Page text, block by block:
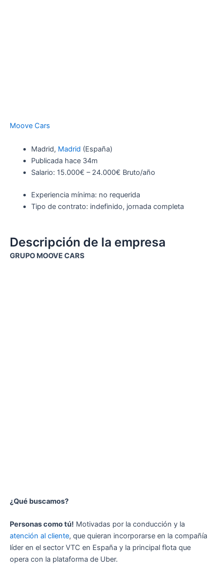
Moove Cars
Madrid, Madrid (España)
Publicada hace 34m
Salario: 15.000€ – 24.000€ Bruto/año
Experiencia mínima: no requerida
Tipo de contrato: indefinido, jornada completa
Descripción de la empresa
GRUPO MOOVE CARS
¿Qué buscamos?
Personas como tú! Motivadas por la conducción y la
atención al cliente, que quieran incorporarse en la compañía
líder en el sector VTC en España y la principal flota que
opera con la plataforma de Uber.